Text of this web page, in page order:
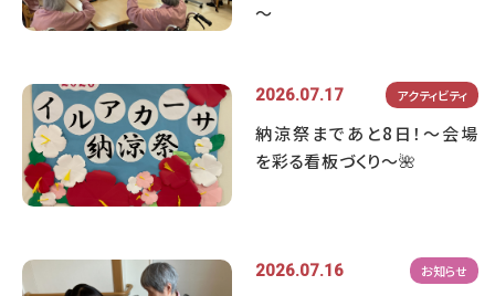
～
2026.07.17 アクティビティ
納涼祭まであと8日！～会場
を彩る看板づくり～🌺
2026.07.16 お知らせ